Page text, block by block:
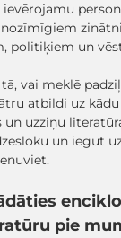
politiķiem un
vai meklē
atbildi uz
un uzziņu
un iegūt
pie